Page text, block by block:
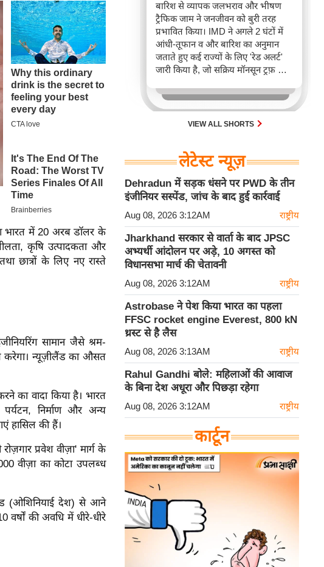
भारत में 20 अरब डॉलर के
कृषि उत्पादकता और
छात्रों के लिए नए रास्ते
सामान जैसे श्रम-
करेगा। न्यूज़ीलैंड का औसत
का वादा किया है। भारत
निर्माण और अन्य
हासिल की हैं।
प्रवेश वीज़ा' मार्ग के
वीज़ा का कोटा उपलब्ध
(ओशिनियाई देश) से आने
वर्षों की अवधि में धीरे-धीरे
बारिश से व्यापक जलभराव और भीषण
ट्रैफिक जाम ने जनजीवन को बुरी तरह
प्रभावित किया। IMD ने अगले 2 घंटों में
आंधी-तूफान व और बारिश का अनुमान
जताते हुए कई राज्यों के लिए 'रेड अलर्ट'
जारी किया है, जो सक्रिय मॉनसून ट्रफ़ और
जिससे यातायात बाधित होने के साथ-साथ
सफदरजंग अस्पताल में भी जलभराव की
स्थिति बनी।VIEW ALL SHORTS
लेटेस्ट न्यूज़
Dehradun में सड़क धंसने पर PWD के तीन
इंजीनियर सस्पेंड, जांच के बाद हुई कार्रवाई
Aug 08, 2026 3:12AM राष्ट्रीय
Jharkhand सरकार से वार्ता के बाद JPSC
अभ्यर्थी आंदोलन पर अड़े, 10 अगस्त को
विधानसभा मार्च की चेतावनी
Aug 08, 2026 3:12AM राष्ट्रीय
Astrobase ने पेश किया भारत का पहला
FFSC rocket engine Everest, 800 kN
थ्रस्ट से है लैस
Aug 08, 2026 3:13AM राष्ट्रीय
Rahul Gandhi बोले: महिलाओं की आवाज
के बिना देश अधूरा और पिछड़ा रहेगा
Aug 08, 2026 3:12AM राष्ट्रीय
कार्टून